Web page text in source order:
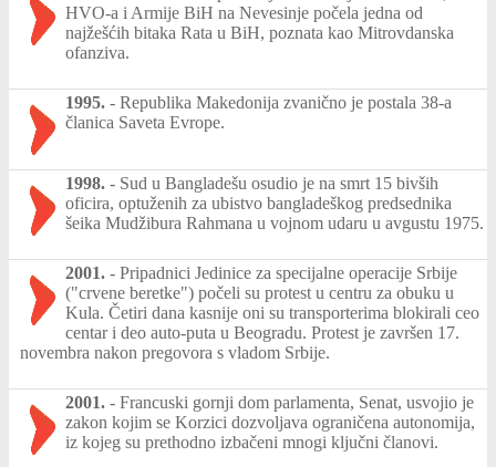
HVO-a i Armije BiH na Nevesinje počela jedna od
najžešćih bitaka Rata u BiH, poznata kao Mitrovdanska
ofanziva.
1995. - Republika Makedonija zvanično je postala 38-a
članica Saveta Evrope.
1998. - Sud u Bangladešu osudio je na smrt 15 bivših
oficira, optuženih za ubistvo bangladeškog predsednika
šeika Mudžibura Rahmana u vojnom udaru u avgustu 1975.
2001. - Pripadnici Jedinice za specijalne operacije Srbije
("crvene beretke") počeli su protest u centru za obuku u
Kula. Četiri dana kasnije oni su transporterima blokirali ceo
centar i deo auto-puta u Beogradu. Protest je završen 17.
novembra nakon pregovora s vladom Srbije.
2001. - Francuski gornji dom parlamenta, Senat, usvojio je
zakon kojim se Korzici dozvoljava ograničena autonomija,
iz kojeg su prethodno izbačeni mnogi ključni članovi.